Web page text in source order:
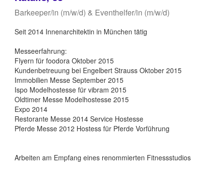
Barkeeper/in (m/w/d) & Eventhelfer/in (m/w/d)
Seit 2014 Innenarchitektin in München tätig
Messeerfahrung:
Flyern für foodora Oktober 2015
Kundenbetreuung bei Engelbert Strauss Oktober 2015
Immobilien Messe September 2015
Ispo Modelhostesse für vibram 2015
Oldtimer Messe Modelhostesse 2015
Expo 2014
Restorante Messe 2014 Service Hostesse
Pferde Messe 2012 Hostess für Pferde Vorführung
Arbeiten am Empfang eines renommierten Fitnessstudios